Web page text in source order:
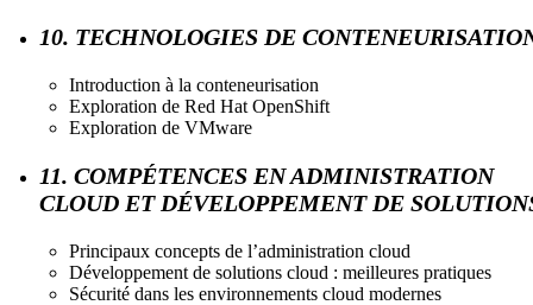
10. TECHNOLOGIES DE
Introduction à la conteneurisation
Exploration de Red Hat OpenShift
Exploration de VMware
11. COMPÉTENCES EN ADMINISTRATION
CLOUD ET DÉVELOPPEMENT DE
Principaux concepts de l’administration cloud
Développement de solutions cloud : meilleures pratiques
Sécurité dans les environnements cloud modernes